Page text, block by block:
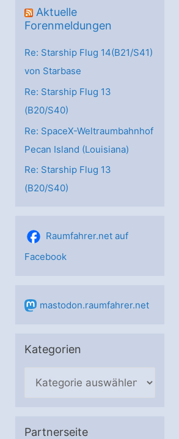
Aktuelle
Forenmeldungen
Re: Starship Flug 14(B21/S41)
von Starbase
Re: Starship Flug 13
(B20/S40)
Re: SpaceX-Weltraumbahnhof
Pecan Island (Louisiana)
Re: Starship Flug 13
(B20/S40)
Raumfahrer.net auf
Facebook
mastodon.raumfahrer.net
Kategorien
e
Partnerseite